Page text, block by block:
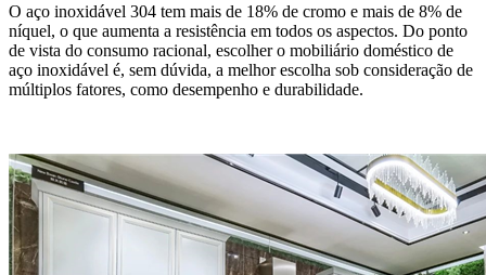
O aço inoxidável 304 tem mais de 18% de cromo e mais de 8% de
níquel, o que aumenta a resistência em todos os aspectos. Do ponto
de vista do consumo racional, escolher o mobiliário doméstico de
aço inoxidável é, sem dúvida, a melhor escolha sob consideração de
múltiplos fatores, como desempenho e durabilidade.